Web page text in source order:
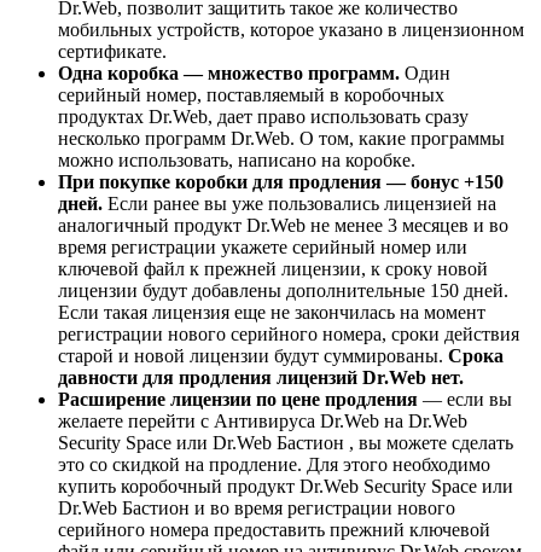
Dr.Web, позволит защитить такое же количество
мобильных устройств, которое указано в лицензионном
сертификате.
Одна коробка — множество программ. Один
серийный номер, поставляемый в коробочных
продуктах Dr.Web, дает право использовать сразу
несколько программ Dr.Web. О том, какие программы
можно использовать, написано на коробке.
При покупке коробки для продления — бонус +150
дней. Если ранее вы уже пользовались лицензией на
аналогичный продукт Dr.Web не менее 3 месяцев и во
время регистрации укажете серийный номер или
ключевой файл к прежней лицензии, к сроку новой
лицензии будут добавлены дополнительные 150 дней.
Если такая лицензия еще не закончилась на момент
регистрации нового серийного номера, сроки действия
старой и новой лицензии будут суммированы. Срока
давности для продления лицензий Dr.Web нет.
Расширение лицензии по цене продления — если вы
желаете перейти с Антивируса Dr.Web на Dr.Web
Security Space или Dr.Web Бастион , вы можете сделать
это со скидкой на продление. Для этого необходимо
купить коробочный продукт Dr.Web Security Space или
Dr.Web Бастион и во время регистрации нового
серийного номера предоставить прежний ключевой